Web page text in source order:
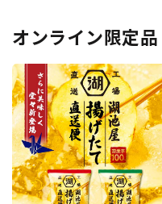
オンライン限定